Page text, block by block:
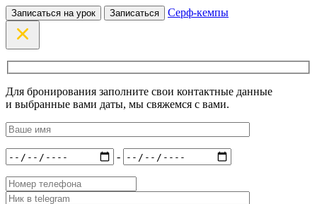
Записаться на урок Записаться Серф-кемпы
Для бронирования заполните свои контактные данные
и выбранные вами даты, мы свяжемся с вами.
-